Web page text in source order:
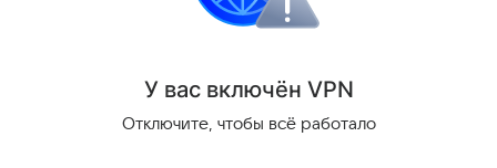
chatgpt Искусственный
Поделиться
У вас включён VPN
Отключите, чтобы всё работало